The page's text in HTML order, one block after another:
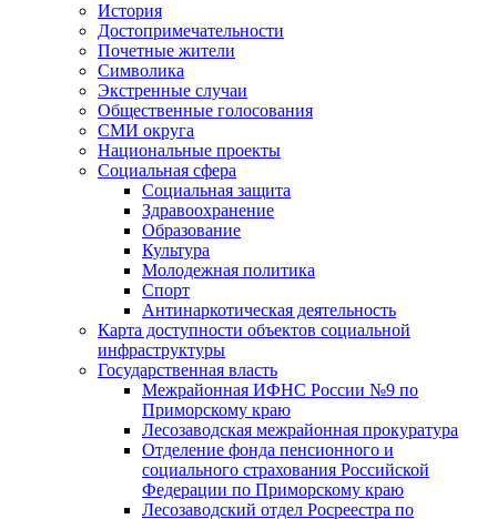
История
Достопримечательности
Почетные жители
Символика
Экстренные случаи
Общественные голосования
СМИ округа
Национальные проекты
Социальная сфера
Социальная защита
Здравоохранение
Образование
Культура
Молодежная политика
Спорт
Антинаркотическая деятельность
Карта доступности объектов социальной
инфраструктуры
Государственная власть
Межрайонная ИФНС России №9 по
Приморскому краю
Лесозаводская межрайонная прокуратура
Отделение фонда пенсионного и
социального страхования Российской
Федерации по Приморскому краю
Лесозаводский отдел Росреестра по